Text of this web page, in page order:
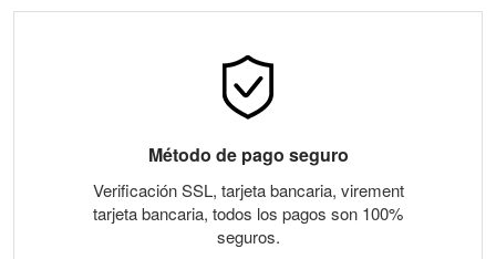
Método de pago seguro
Verificación SSL, tarjeta bancaria, virement
tarjeta bancaria, todos los pagos son 100%
seguros.